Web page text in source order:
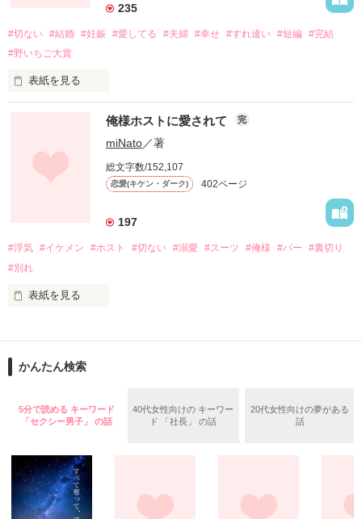
「や…めて…」
**********************
柳　美音（MIONN-YANAGI）
Sweet Daling
Natural Girl
SweetなDaling
235
#切ない #結婚 #妊娠 #愛してる #夫婦 #幸せ #すれ違い #短編 #完結
#野いちご大賞
表紙を見る
６年も一緒にいると、もう女にみえないのかな？
一緒にいても無言の時間が増えた。
(短編です)
俺様ホストに愛されて 完
miNato／著
総文字数/152,107
恋愛(キケン・ダーク) 402ページ
197
#浮気 #イケメン #ホスト #切ない #溺愛 #スーツ #俺様 #バー
#裏切り
#別れ
表紙を見る
だけどもう嫌
我慢出来ない
かんたん検索
5分で読める キーワード
「セクシー男子」 の話
40代女性向けの キーワー
ド 「社長」 の話
20代女性向けの夢がある
話